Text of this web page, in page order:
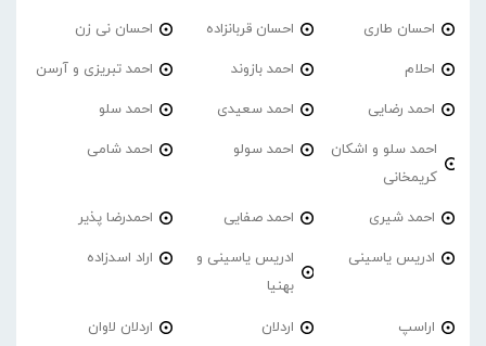
احسان طاری احسان قربانزاده احسان نی زن
احلام احمد بازوند احمد تبریزی و آرسن
احمد‌ رضایی احمد سعیدی احمد سلو
احمد سلو و اشکان
کریمخانی
احمد سولو احمد شامی
احمد شیری احمد صفایی احمدرضا پذیر
ادریس یاسینی
ادریس یاسینی و
بهنیا
اراد اسدزاده
اراسپ اردلان اردلان لاوان